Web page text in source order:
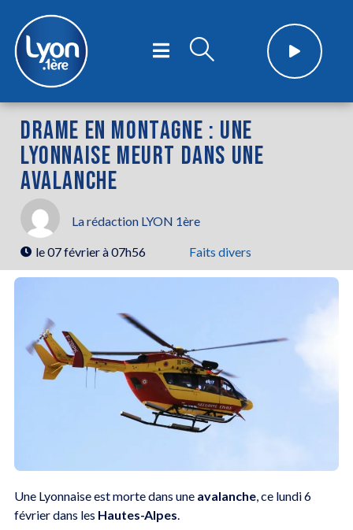
DRAME EN MONTAGNE : UNE
LYONNAISE MEURT DANS UNE
AVALANCHE
La rédaction LYON 1ère
le07 février à 07h56 Faits divers
Une Lyonnaise est morte dans uneavalanche, ce lundi 6
février dans les Hautes-Alpes